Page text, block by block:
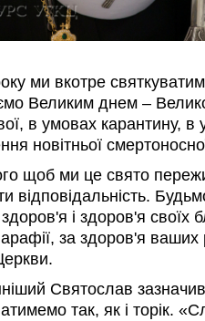
ми вкотре
Великим днем –
в умовах карантину,
новітньої
щоб ми це свято
відповідальність.
і здоров'я своїх
за здоров'я ваших
Святослав
так, як і торік.